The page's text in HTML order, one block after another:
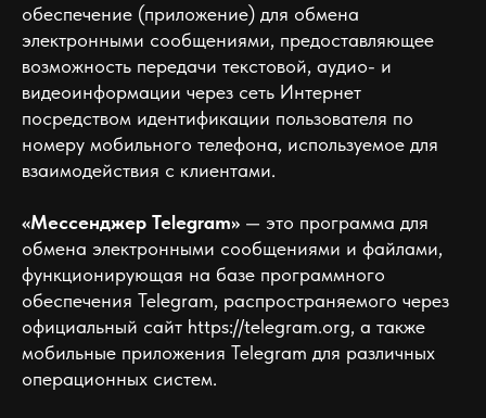
обеспечение (приложение) для обмена
электронными сообщениями, предоставляющее
возможность передачи текстовой, аудио- и
видеоинформации через сеть Интернет
посредством идентификации пользователя по
номеру мобильного телефона, используемое для
взаимодействия с клиентами.
«Мессенджер Telegram» — это программа для
обмена электронными сообщениями и файлами,
функционирующая на базе программного
обеспечения Telegram, распространяемого через
официальный сайт https://telegram.org, а также
мобильные приложения Telegram для различных
операционных систем.